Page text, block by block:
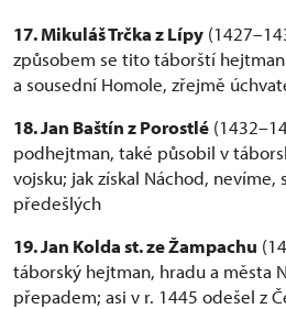
17. Mikuláš Trčka z Lípy
způsobem se tito táborští
a sousední Homole, zřejmě
18. Jan Baštín z Porostlé
podhejtman, také působil v
vojsku; jak získal Náchod, nevíme,
předešlých
19. Jan Kolda st. ze Žampachu
táborský hejtman, hradu a města
přepadem; asi v r. 1445 odešel z